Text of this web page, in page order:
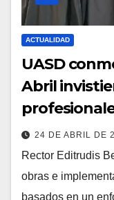
ACTUALIDAD
UASD
Abril
24 DE ABRIL DE
Rector Editrudis
obras e
basados en un